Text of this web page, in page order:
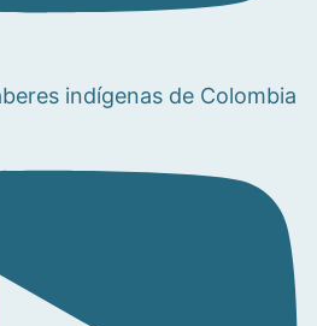
indígenas de Colombia